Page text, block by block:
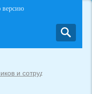
версию
и сотрудников